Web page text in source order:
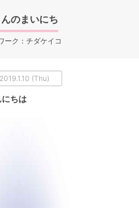
のまいにち
ク：チダケイコ
(Thu)
にちは